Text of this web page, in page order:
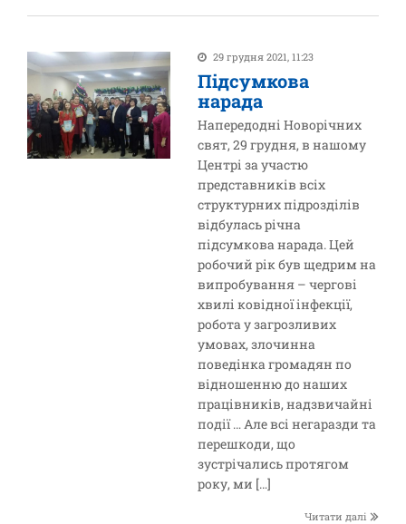
29 грудня 2021, 11:23
Підсумкова
нарада
Напередодні Новорічних
свят, 29 грудня, в нашому
Центрі за участю
представників всіх
структурних підрозділів
відбулась річна
підсумкова нарада. Цей
робочий рік був щедрим на
випробування – чергові
хвилі ковідної інфекції,
робота у загрозливих
умовах, злочинна
поведінка громадян по
відношенню до наших
працівників, надзвичайні
події … Але всі негаразди та
перешкоди, що
зустрічались протягом
року, ми […]
Читати далі